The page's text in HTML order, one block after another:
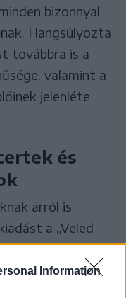
Information
bizonnyal
Hangsúlyozta
továbbra is a
valamint a
jelenléte
és
arról is
a „Veled
a jelmondat
akik évről évre